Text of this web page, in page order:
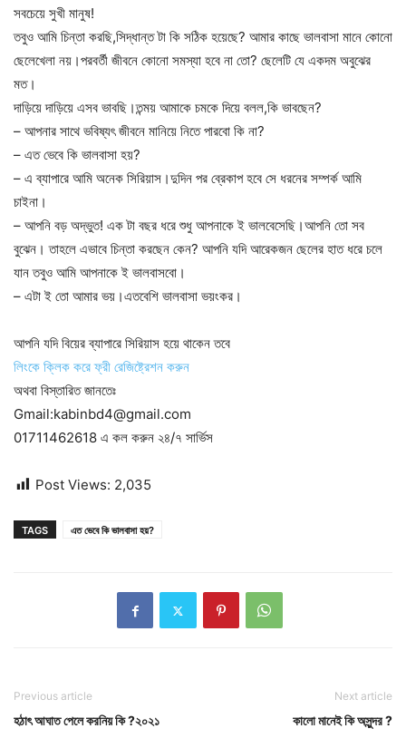
সবচেয়ে সুখী মানুষ!
তবুও আমি চিন্তা করছি,সিদ্ধান্ত টা কি সঠিক হয়েছে? আমার কাছে ভালবাসা মানে কোনো
ছেলেখেলা নয়।পরবর্তী জীবনে কোনো সমস্যা হবে না তো? ছেলেটি যে একদম অবুঝের
মত।
দাড়িয়ে দাড়িয়ে এসব ভাবছি।তন্ময় আমাকে চমকে দিয়ে বলল,কি ভাবছেন?
– আপনার সাথে ভবিষ্যৎ জীবনে মানিয়ে নিতে পারবো কি না?
– এত ভেবে কি ভালবাসা হয়?
– এ ব্যাপারে আমি অনেক সিরিয়াস।দুদিন পর ব্রেকাপ হবে সে ধরনের সম্পর্ক আমি
চাইনা।
– আপনি বড় অদ্ভুত! এক টা বছর ধরে শুধু আপনাকে ই ভালবেসেছি।আপনি তো সব
বুঝেন। তাহলে এভাবে চিন্তা করছেন কেন? আপনি যদি আরেকজন ছেলের হাত ধরে চলে
যান তবুও আমি আপনাকে ই ভালবাসবো।
– এটা ই তো আমার ভয়।এতবেশি ভালবাসা ভয়ংকর।
আপনি যদি বিয়ের ব্যাপারে সিরিয়াস হয়ে থাকেন তবে
লিংকে ক্লিক করে ফ্রী রেজিষ্ট্রেশন করুন
অথবা বিস্তারিত জানতেঃ
Gmail:kabinbd4@gmail.com
01711462618 এ কল করুন ২৪/৭ সার্ভিস
Post Views: 2,035
TAGS এত ভেবে কি ভালবাসা হয়?
Previous article
হঠাৎ আঘাত পেলে করনিয় কি ?২০২১
Next article
কালো মানেই কি অসুন্দর ?